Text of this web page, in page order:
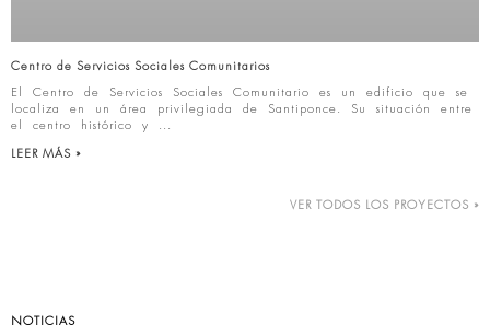
Centro de Servicios Sociales Comunitarios
El Centro de Servicios Sociales Comunitario es un edificio que se
localiza en un área privilegiada de Santiponce. Su situación entre
el centro histórico y
LEER MÁS »
VER TODOS LOS PROYECTOS »
NOTICIAS